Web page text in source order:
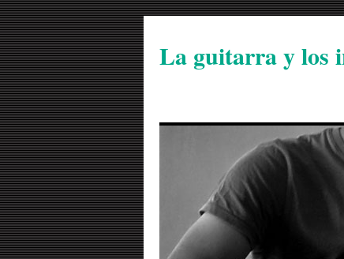
La guitarra y los